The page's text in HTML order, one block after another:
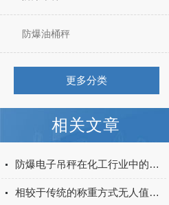
防爆油桶秤
更多分类
相关文章
防爆电子吊秤在化工行业中的应用
相较于传统的称重方式无人值守自动过磅系统有哪些优势呢